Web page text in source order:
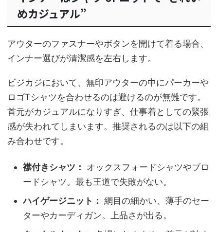
めカジュアル”
アウターのファスナーやボタンを開けて着る場合、
インナー選びが清潔感を左右します。
ビジカジにおいて、無印アウターの中にパーカーや
ロゴTシャツを合わせるのは避けるのが無難です。
首元がカジュアルになりすぎ、仕事着としての緊張
感が失われてしまいます。推奨されるのは以下の組
み合わせです。
襟付きシャツ：
オックスフォードシャツやブロ
ードシャツ。最も王道で失敗がない。
ハイゲージニット： 網目の細かい、薄手のセー
ターやカーディガン。上品さが出る。